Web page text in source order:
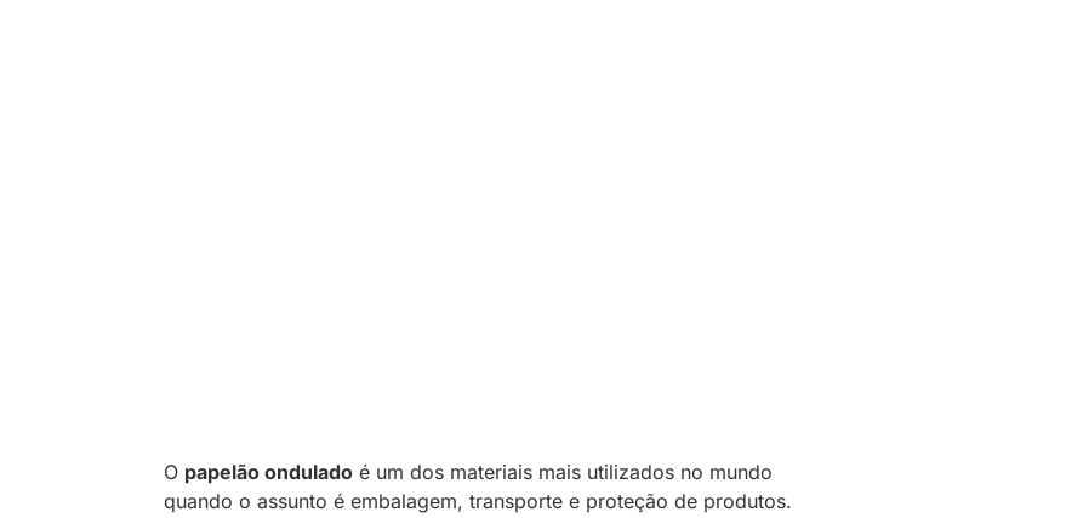
O papelão onduladoé um dos materiais mais utilizados no mundo
quando o assunto é embalagem, transporte e proteção de produtos.